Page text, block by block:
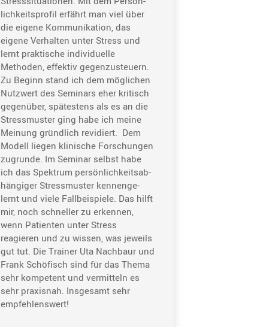
lich­keits­profil erfährt man viel über
die eigene Kommu­ni­ka­tion, das
eigene Verhalten unter Stress und
lernt prakti­sche indivi­du­elle
Methoden, effektiv gegen­zu­steuern.
Zu Beginn stand ich dem mögli­chen
Nutzwert des Seminars eher kritisch
gegen­über, spätes­tens als es an die
Stress­muster ging habe ich meine
Meinung gründ­lich revidiert. Dem
Modell liegen klini­sche Forschungen
zugrunde. Im Seminar selbst habe
ich das Spektrum persön­lich­keits­ab­
hän­giger Stress­muster kennen­ge­
lernt und viele Fallbei­spiele. Das hilft
mir, noch schneller zu erkennen,
wenn Patienten unter Stress
reagieren und zu wissen, was jeweils
gut tut. Die Trainer Uta Nachbaur und
Frank Schöfisch sind für das Thema
sehr kompe­tent und vermit­teln es
sehr praxisnah. Insge­samt sehr
empfehlenswert!